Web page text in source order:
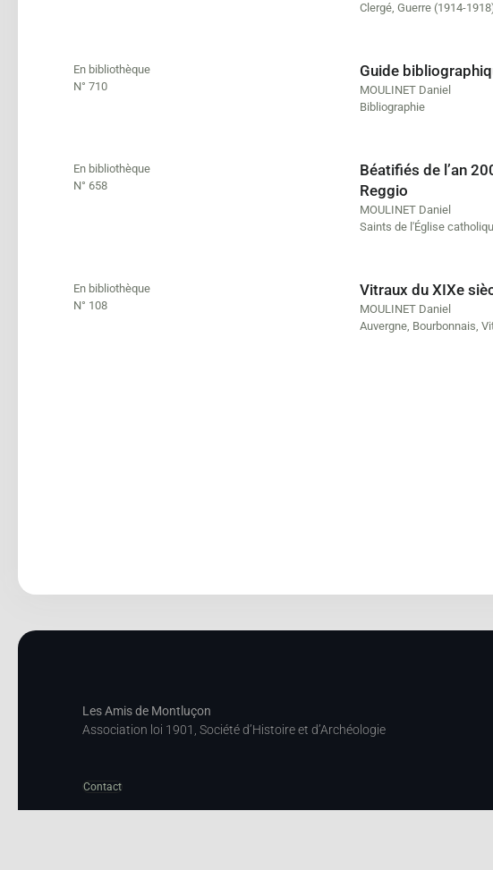
Clergé, Guerre (1914-
En bibliothèque
N° 710
Guide
MOULINET Daniel
Bibliographie
En bibliothèque
N° 658
Béatifiés de l’an
Reggio
MOULINET Daniel
Saints de l'Église
En bibliothèque
N° 108
Vitraux du XIXe
MOULINET Daniel
Auvergne, Bourbonnais,
Les Amis de Montluçon
Association loi 1901, Société d’Histoire et d’Archéologie
Contact